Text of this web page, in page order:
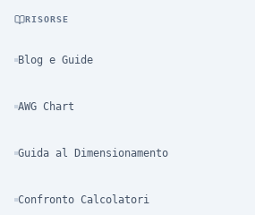
RISORSE
Blog e Guide
AWG Chart
Guida al Dimensionamento
Confronto Calcolatori